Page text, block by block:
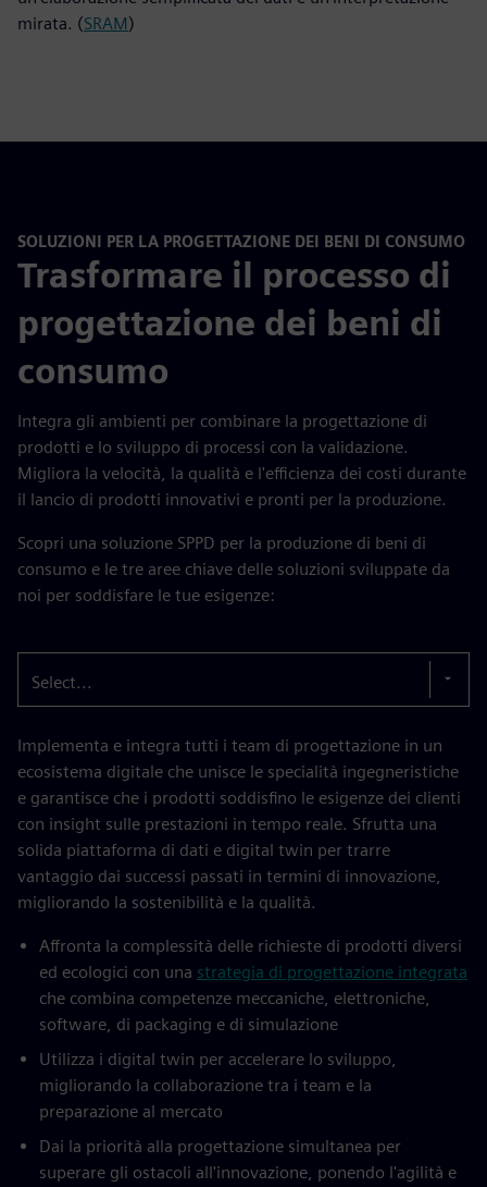
mirata. (SRAM)
SOLUZIONI PER LA PROGETTAZIONE DEI BENI DI CONSUMO
Trasformare il processo di
progettazione dei beni di
consumo
Integra gli ambienti per combinare la progettazione di
prodotti e lo sviluppo di processi con la validazione.
Migliora la velocità, la qualità e l'efficienza dei costi durante
il lancio di prodotti innovativi e pronti per la produzione.
Scopri una soluzione SPPD per la produzione di beni di
consumo e le tre aree chiave delle soluzioni sviluppate da
noi per soddisfare le tue esigenze:
Select...
Implementa e integra tutti i team di progettazione in un
ecosistema digitale che unisce le specialità ingegneristiche
e garantisce che i prodotti soddisfino le esigenze dei clienti
con insight sulle prestazioni in tempo reale. Sfrutta una
solida piattaforma di dati e digital twin per trarre
vantaggio dai successi passati in termini di innovazione,
migliorando la sostenibilità e la qualità.
Affronta la complessità delle richieste di prodotti diversi
ed ecologici con una strategia di progettazione integrata
che combina competenze meccaniche, elettroniche,
software, di packaging e di simulazione
Utilizza i digital twin per accelerare lo sviluppo,
migliorando la collaborazione tra i team e la
preparazione al mercato
Dai la priorità alla progettazione simultanea per
superare gli ostacoli all'innovazione, ponendo l'agilità e